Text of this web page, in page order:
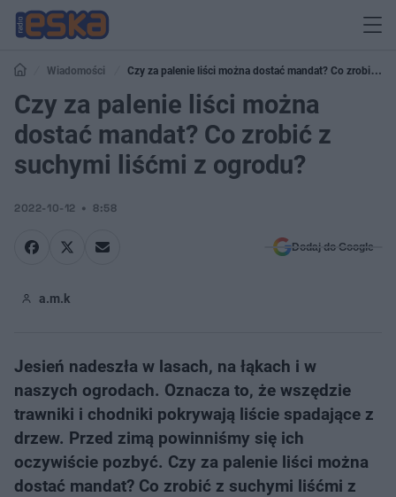
Wiadomości
Czy za palenie liści można dostać mandat? Co zrobić z
suchymi liśćmi z ogrodu?
Czy za palenie liści można
dostać mandat? Co zrobić z
suchymi liśćmi z ogrodu?
2022-10-12 8:58
Dodaj do Google
a.m.k
Jesień nadeszła w lasach, na łąkach i w
naszych ogrodach. Oznacza to, że wszędzie
trawniki i chodniki pokrywają liście spadające z
drzew. Przed zimą powinniśmy się ich
oczywiście pozbyć. Czy za palenie liści można
dostać mandat? Co zrobić z suchymi liśćmi z